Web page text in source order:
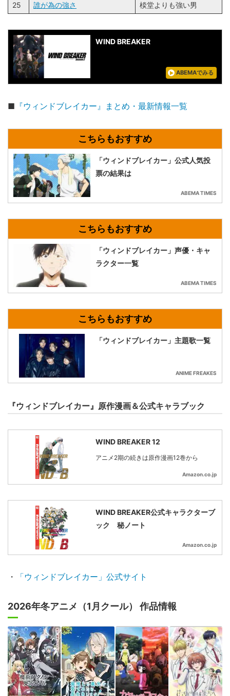
25 誰が為の強さ 棪堂よりも強い男
WIND BREAKER
ABEMAでみる
■ 『ウィンドブレイカー』まとめ・最新情報一覧
「ウィンドブレイカー」公式人気投
票の結果は
ABEMA TIMES
「ウィンドブレイカー」声優・キャ
ラクター一覧
ABEMA TIMES
「ウィンドブレイカー」主題歌一覧
ANIME FREAKES
『ウィンドブレイカー』原作漫画＆公式キャラブック
WIND BREAKER 12
アニメ2期の続きは原作漫画12巻から
Amazon.co.jp
WIND BREAKER公式キャラクターブ
ック 秘ノート
Amazon.co.jp
・ 「ウィンドブレイカー」公式サイト
2026年冬アニメ（1月クール） 作品情報